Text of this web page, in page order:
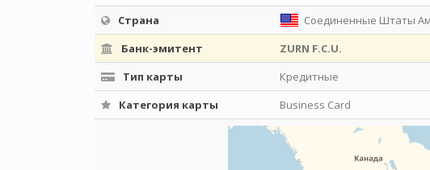
Страна
Соединенные Штаты
Банк-эмитент
ZURN F.C.U.
Тип карты
Кредитные
Категория карты
Business Card